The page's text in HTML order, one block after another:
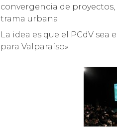
convergencia de
trama urbana.
La idea es que el PCdV
para Valparaíso».